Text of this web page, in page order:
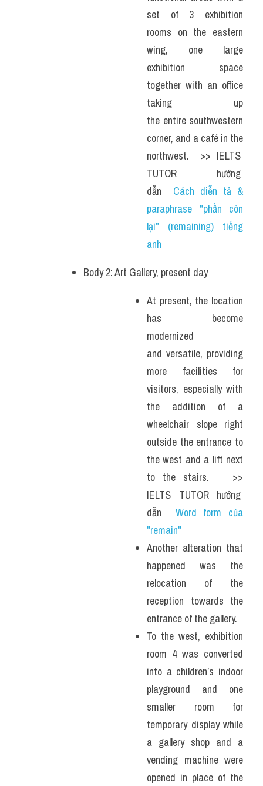
set of 3 exhibition
rooms on the eastern
wing, one large
exhibition space
together with an office
taking up
the entire southwestern
corner, and a café in the
northwest.  >> IELTS
TUTOR  hướng
dẫn Cách diễn tả &
paraphrase "phần còn
lại" (remaining) tiếng
anh
Body 2: Art Gallery, present day
At present, the location
has become
modernized
and versatile, providing
more facilities for
visitors, especially with
the addition of a
wheelchair slope right
outside the entrance to
the west and a lift next
to the stairs.   >>
IELTS  TUTOR  hướng
dẫn Word form của
"remain"
Another alteration that
happened was the
relocation of the
reception towards the
entrance of the gallery.
To the west, exhibition
room 4 was converted
into a children’s indoor
playground and one
smaller room for
temporary display while
a gallery shop and a
vending machine were
opened in place of the